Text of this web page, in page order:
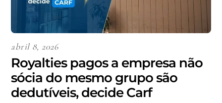
abril 8, 2026
Royalties pagos a empresa não
sócia do mesmo grupo são
dedutíveis, decide Carf